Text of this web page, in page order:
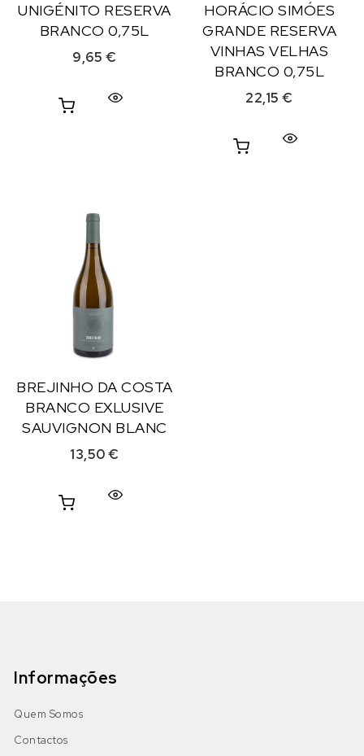
UNIGÉNITO RESERVA
BRANCO 0,75L
9,65 €
HORÁCIO SIMÓES
GRANDE RESERVA
VINHAS VELHAS
BRANCO 0,75L
22,15€
BREJINHO DA COSTA
BRANCO EXLUSIVE
SAUVIGNON BLANC
13,50€
Informações
Quem Somos
Contactos